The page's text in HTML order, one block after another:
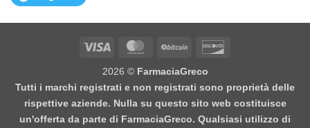
Visa MasterCardBitCoin
2026 © FarmaciaGreco
Tutti i marchi registrati e non registrati sono proprietà delle
rispettive aziende. Nulla su questo sito web costituisce
un'offerta da parte di FarmaciaGreco. Qualsiasi utilizzo di